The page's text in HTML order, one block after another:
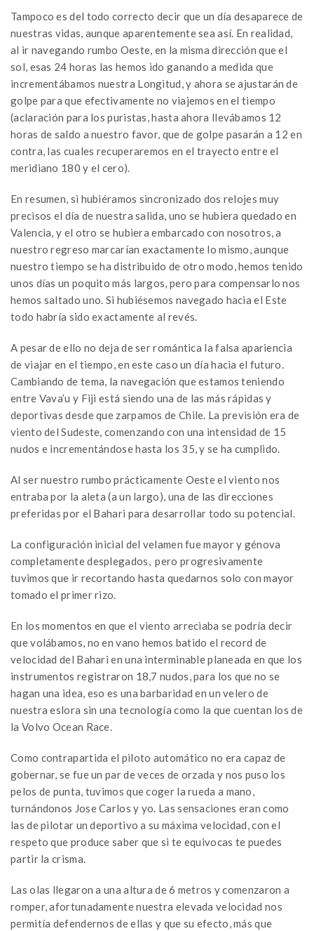
Tampoco es del todo correcto decir que un día desaparece de
nuestras vidas, aunque aparentemente sea así. En realidad,
al ir navegando rumbo Oeste, en la misma dirección que el
sol, esas 24 horas las hemos ido ganando a medida que
incrementábamos nuestra Longitud, y ahora se ajustarán de
golpe para que efectivamente no viajemos en el tiempo
(aclaración para los puristas, hasta ahora llevábamos 12
horas de saldo a nuestro favor, que de golpe pasarán a 12 en
contra, las cuales recuperaremos en el trayecto entre el
meridiano 180 y el cero).
En resumen, si hubiéramos sincronizado dos relojes muy
precisos el día de nuestra salida, uno se hubiera quedado en
Valencia, y el otro se hubiera embarcado con nosotros, a
nuestro regreso marcarían exactamente lo mismo, aunque
nuestro tiempo se ha distribuido de otro modo, hemos tenido
unos días un poquito más largos, pero para compensarlo nos
hemos saltado uno. Si hubiésemos navegado hacia el Este
todo habría sido exactamente al revés.
A pesar de ello no deja de ser romántica la falsa apariencia
de viajar en el tiempo, en este caso un día hacia el futuro.
Cambiando de tema, la navegación que estamos teniendo
entre Vava’u y Fiji está siendo una de las más rápidas y
deportivas desde que zarpamos de Chile. La previsión era de
viento del Sudeste, comenzando con una intensidad de 15
nudos e incrementándose hasta los 35, y se ha cumplido.
Al ser nuestro rumbo prácticamente Oeste el viento nos
entraba por la aleta (a un largo), una de las direcciones
preferidas por el Bahari para desarrollar todo su potencial.
La configuración inicial del velamen fue mayor y génova
completamente desplegados, pero progresivamente
tuvimos que ir recortando hasta quedarnos solo con mayor
tomado el primer rizo.
En los momentos en que el viento arreciaba se podría decir
que volábamos, no en vano hemos batido el record de
velocidad del Bahari en una interminable planeada en que los
instrumentos registraron 18,7 nudos, para los que no se
hagan una idea, eso es una barbaridad en un velero de
nuestra eslora sin una tecnología como la que cuentan los de
la Volvo Ocean Race.
Como contrapartida el piloto automático no era capaz de
gobernar, se fue un par de veces de orzada y nos puso los
pelos de punta, tuvimos que coger la rueda a mano,
turnándonos Jose Carlos y yo. Las sensaciones eran como
las de pilotar un deportivo a su máxima velocidad, con el
respeto que produce saber que si te equivocas te puedes
partir la crisma.
Las olas llegaron a una altura de 6 metros y comenzaron a
romper, afortunadamente nuestra elevada velocidad nos
permitía defendernos de ellas y que su efecto, más que